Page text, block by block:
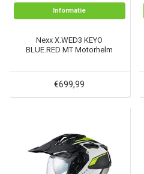
Informatie
Nexx X.WED3 KEYO
BLUE.RED MT Motorhelm
€699,99